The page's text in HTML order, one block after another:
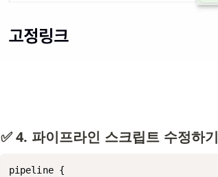
✅ 4. 파이프라인 스크립트 수정하기
pipeline {